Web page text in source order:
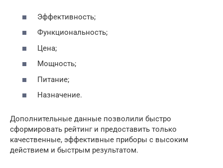
Эффективность;
Функциональность;
Цена;
Мощность;
Питание;
Назначение.
Дополнительные данные позволили быстро
сформировать рейтинг и предоставить только
качественные, эффективные приборы с высоким
действием и быстрым результатом.